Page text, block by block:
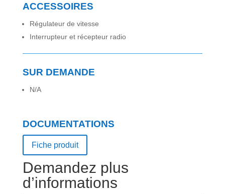
ACCESSOIRES
Régulateur de vitesse
Interrupteur et récepteur radio
SUR DEMANDE
N/A
DOCUMENTATIONS
Fiche produit
Demandez plus
d’informations